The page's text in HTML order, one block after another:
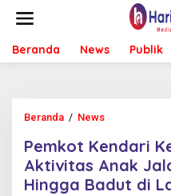
t
Beranda News Publik
Beranda / News
m
k
o
t
Pemkot Kendari
Aktivitas Anak
Hingga Badut di